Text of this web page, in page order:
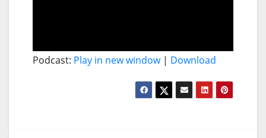
Podcast: Play in new window| Download